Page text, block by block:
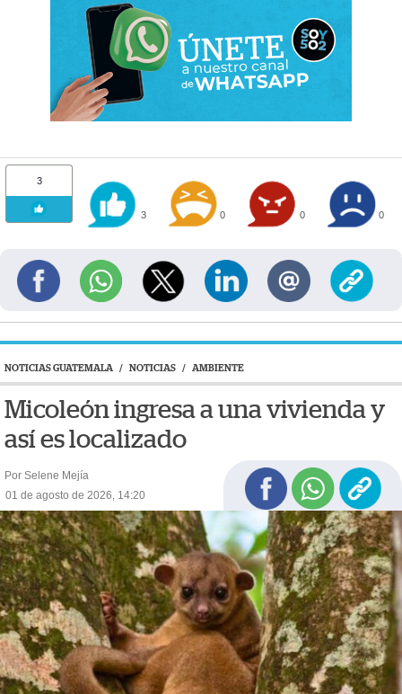
3
3 0 0 0
NOTICIAS GUATEMALA / NOTICIAS / AMBIENTE
Micoleón ingresa a una vivienda y
así es localizado
Por Selene Mejía
01 de agosto de 2026, 14:20